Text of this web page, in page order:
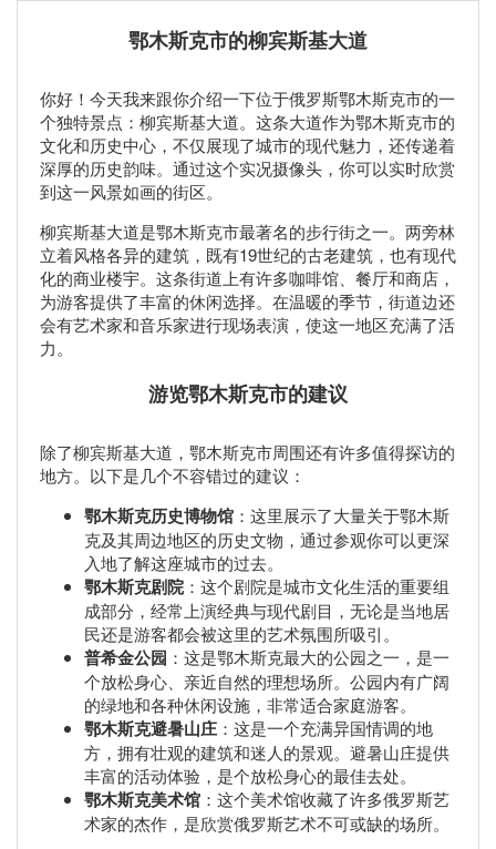
鄂木斯克市的柳宾斯基大道
你好！今天我来跟你介绍一下位于俄罗斯鄂木斯克市的一
个独特景点：柳宾斯基大道。这条大道作为鄂木斯克市的
文化和历史中心，不仅展现了城市的现代魅力，还传递着
深厚的历史韵味。通过这个实况摄像头，你可以实时欣赏
到这一风景如画的街区。
柳宾斯基大道是鄂木斯克市最著名的步行街之一。两旁林
立着风格各异的建筑，既有19世纪的古老建筑，也有现代
化的商业楼宇。这条街道上有许多咖啡馆、餐厅和商店，
为游客提供了丰富的休闲选择。在温暖的季节，街道边还
会有艺术家和音乐家进行现场表演，使这一地区充满了活
力。
游览鄂木斯克市的建议
除了柳宾斯基大道，鄂木斯克市周围还有许多值得探访的
地方。以下是几个不容错过的建议：
鄂木斯克历史博物馆 ：这里展示了大量关于鄂木斯
克及其周边地区的历史文物，通过参观你可以更深
入地了解这座城市的过去。
鄂木斯克剧院：这个剧院是城市文化生活的重要组
成部分，经常上演经典与现代剧目，无论是当地居
民还是游客都会被这里的艺术氛围所吸引。
普希金公园 ：这是鄂木斯克最大的公园之一，是一
个放松身心、亲近自然的理想场所。公园内有广阔
的绿地和各种休闲设施，非常适合家庭游客。
鄂木斯克避暑山庄 ：这是一个充满异国情调的地
方，拥有壮观的建筑和迷人的景观。避暑山庄提供
丰富的活动体验，是个放松身心的最佳去处。
鄂木斯克美术馆 ：这个美术馆收藏了许多俄罗斯艺
术家的杰作，是欣赏俄罗斯艺术不可或缺的场所。